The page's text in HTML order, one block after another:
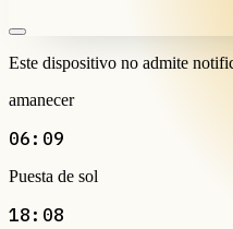
Este dispositivo no admite
amanecer
06:09
Puesta de sol
18:08